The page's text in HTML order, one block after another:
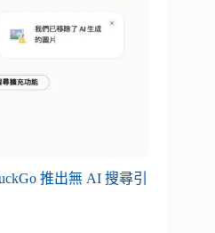
推出無 AI 搜尋引